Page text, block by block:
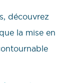
découvrez
la mise en